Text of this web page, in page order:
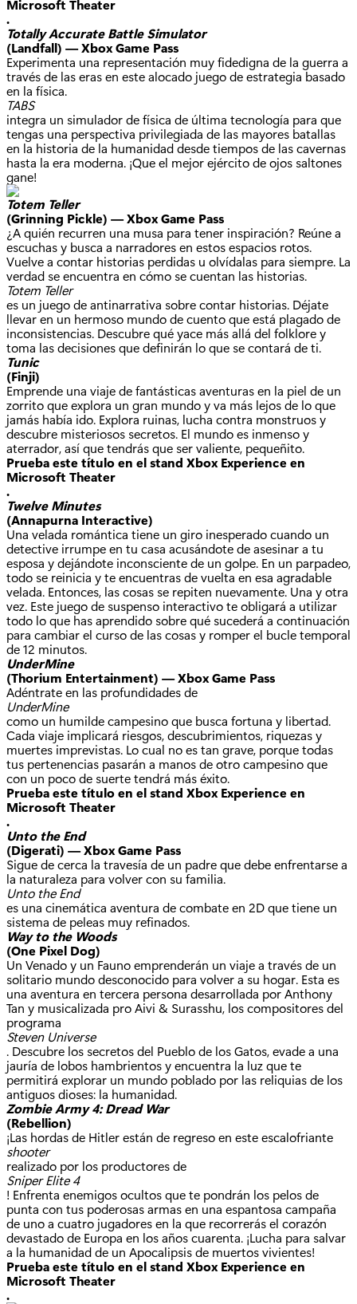
Microsoft Theater
.
Totally Accurate Battle Simulator
(Landfall) — Xbox Game Pass
Experimenta una representación muy fidedigna de la guerra a
través de las eras en este alocado juego de estrategia basado
en la física.
TABS
integra un simulador de física de última tecnología para que
tengas una perspectiva privilegiada de las mayores batallas
en la historia de la humanidad desde tiempos de las cavernas
hasta la era moderna. ¡Que el mejor ejército de ojos saltones
gane!
Totem Teller
(Grinning Pickle) — Xbox Game Pass
¿A quién recurren una musa para tener inspiración? Reúne a
escuchas y busca a narradores en estos espacios rotos.
Vuelve a contar historias perdidas u olvídalas para siempre. La
verdad se encuentra en cómo se cuentan las historias.
Totem Teller
es un juego de antinarrativa sobre contar historias. Déjate
llevar en un hermoso mundo de cuento que está plagado de
inconsistencias. Descubre qué yace más allá del folklore y
toma las decisiones que definirán lo que se contará de ti.
Tunic
(Finji)
Emprende una viaje de fantásticas aventuras en la piel de un
zorrito que explora un gran mundo y va más lejos de lo que
jamás había ido. Explora ruinas, lucha contra monstruos y
descubre misteriosos secretos. El mundo es inmenso y
aterrador, así que tendrás que ser valiente, pequeñito.
Prueba este título en el stand Xbox Experience en
Microsoft Theater
.
Twelve Minutes
(Annapurna Interactive)
Una velada romántica tiene un giro inesperado cuando un
detective irrumpe en tu casa acusándote de asesinar a tu
esposa y dejándote inconsciente de un golpe. En un parpadeo,
todo se reinicia y te encuentras de vuelta en esa agradable
velada. Entonces, las cosas se repiten nuevamente. Una y otra
vez. Este juego de suspenso interactivo te obligará a utilizar
todo lo que has aprendido sobre qué sucederá a continuación
para cambiar el curso de las cosas y romper el bucle temporal
de 12 minutos.
UnderMine
(Thorium Entertainment) — Xbox Game Pass
Adéntrate en las profundidades de
UnderMine
como un humilde campesino que busca fortuna y libertad.
Cada viaje implicará riesgos, descubrimientos, riquezas y
muertes imprevistas. Lo cual no es tan grave, porque todas
tus pertenencias pasarán a manos de otro campesino que
con un poco de suerte tendrá más éxito.
Prueba este título en el stand Xbox Experience en
Microsoft Theater
.
Unto the End
(Digerati) — Xbox Game Pass
Sigue de cerca la travesía de un padre que debe enfrentarse a
la naturaleza para volver con su familia.
Unto the End
es una cinemática aventura de combate en 2D que tiene un
sistema de peleas muy refinados.
Way to the Woods
(One Pixel Dog)
Un Venado y un Fauno emprenderán un viaje a través de un
solitario mundo desconocido para volver a su hogar. Esta es
una aventura en tercera persona desarrollada por Anthony
Tan y musicalizada pro Aivi & Surasshu, los compositores del
programa
Steven Universe
. Descubre los secretos del Pueblo de los Gatos, evade a una
jauría de lobos hambrientos y encuentra la luz que te
permitirá explorar un mundo poblado por las reliquias de los
antiguos dioses: la humanidad.
Zombie Army 4: Dread War
(Rebellion)
¡Las hordas de Hitler están de regreso en este escalofriante
shooter
realizado por los productores de
Sniper Elite 4
! Enfrenta enemigos ocultos que te pondrán los pelos de
punta con tus poderosas armas en una espantosa campaña
de uno a cuatro jugadores en la que recorrerás el corazón
devastado de Europa en los años cuarenta. ¡Lucha para salvar
a la humanidad de un Apocalipsis de muertos vivientes!
Prueba este título en el stand Xbox Experience en
Microsoft Theater
.